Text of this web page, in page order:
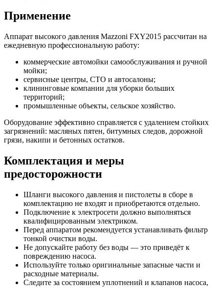
Применение
Аппарат высокого давления Mazzoni FXY2015 рассчитан на
ежедневную профессиональную работу:
коммерческие автомойки самообслуживания и ручной
мойки;
сервисные центры, СТО и автосалоны;
клининговые компании для уборки больших
территорий;
промышленные объекты, сельское хозяйство.
Оборудование эффективно справляется с удалением стойких
загрязнений: масляных пятен, битумных следов, дорожной
грязи, накипи и бетонных остатков.
Комплектация и меры
предосторожности
Шланги высокого давления и пистолеты в сборе в
комплектацию не входят и приобретаются отдельно.
Подключение к электросети должно выполняться
квалифицированным электриком.
Перед аппаратом рекомендуется устанавливать фильтр
тонкой очистки воды.
Не допускайте работу без воды — это приведёт к
повреждению насоса.
Используйте только оригинальные запасные части и
расходные материалы.
Следите за состоянием уплотнений и клапанов насоса,